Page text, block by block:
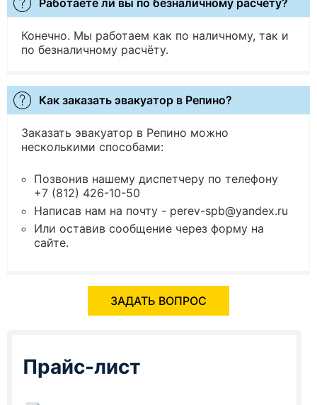
Конечно. Мы работаем как по наличному, так и
по безналичному расчёту.
Как заказать эвакуатор в Репино?
Заказать эвакуатор в Репино можно
несколькими способами:
Позвонив нашему диспетчеру по телефону
+7 (812) 426-10-50
Написав нам на почту - perev-spb@yandex.ru
Или оставив сообщение через форму на
сайте.
ЗАДАТЬ ВОПРОС
Прайс-лист